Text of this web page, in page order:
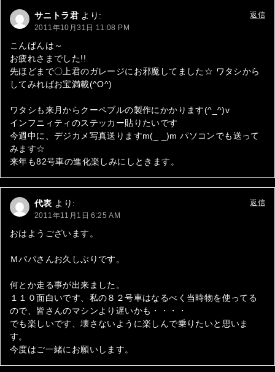
サニトラ君 より:
2011年10月31日 11:08 PM
こんばんは～
お疲れさまでした!!
先ほどまで〇上君のガレージにお邪魔してました☆ ワタシから
してみればお宝満載(^O^)
ワタシも来月からクーペブルの製作にかかります(^_^)v
インフニィティのステッカー貼りたいです
今週中に、デジカメ写真送りますm(_ _)m パソコンでも送って
みます☆
来年も82号車の進化楽しみにしときます。
返信
代表 より:
2011年11月1日 6:25 AM
おはようございます。
Ｍパパさんお久しぶりです。
何とか走る事が出来ました。
１１０面白いです、私の８２号車はなるべく当時物を使ってる
ので、皆さんのマシンより遅いかも・・・・
でも楽しいです、壊さないように楽しんで乗りたいと思いま
す。
今度はご一緒にお願いします。
返信